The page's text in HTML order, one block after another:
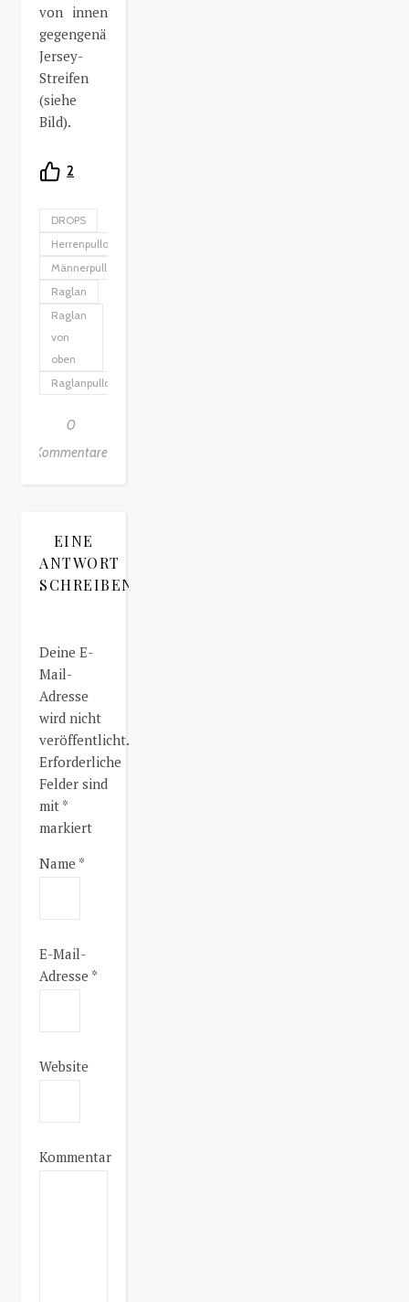
von innen
gegengenähten
Jersey-
Streifen
(siehe
Bild).
2
DROPS
Herrenpullover
Männerpullover
Raglan
Raglan
von
oben
Raglanpullover
0
Kommentare
EINE
ANTWORT
SCHREIBEN
Deine E-
Mail-
Adresse
wird nicht
veröffentlicht.
Erforderliche
Felder sind
mit *
markiert
Name *
E-Mail-
Adresse *
Website
Kommentar